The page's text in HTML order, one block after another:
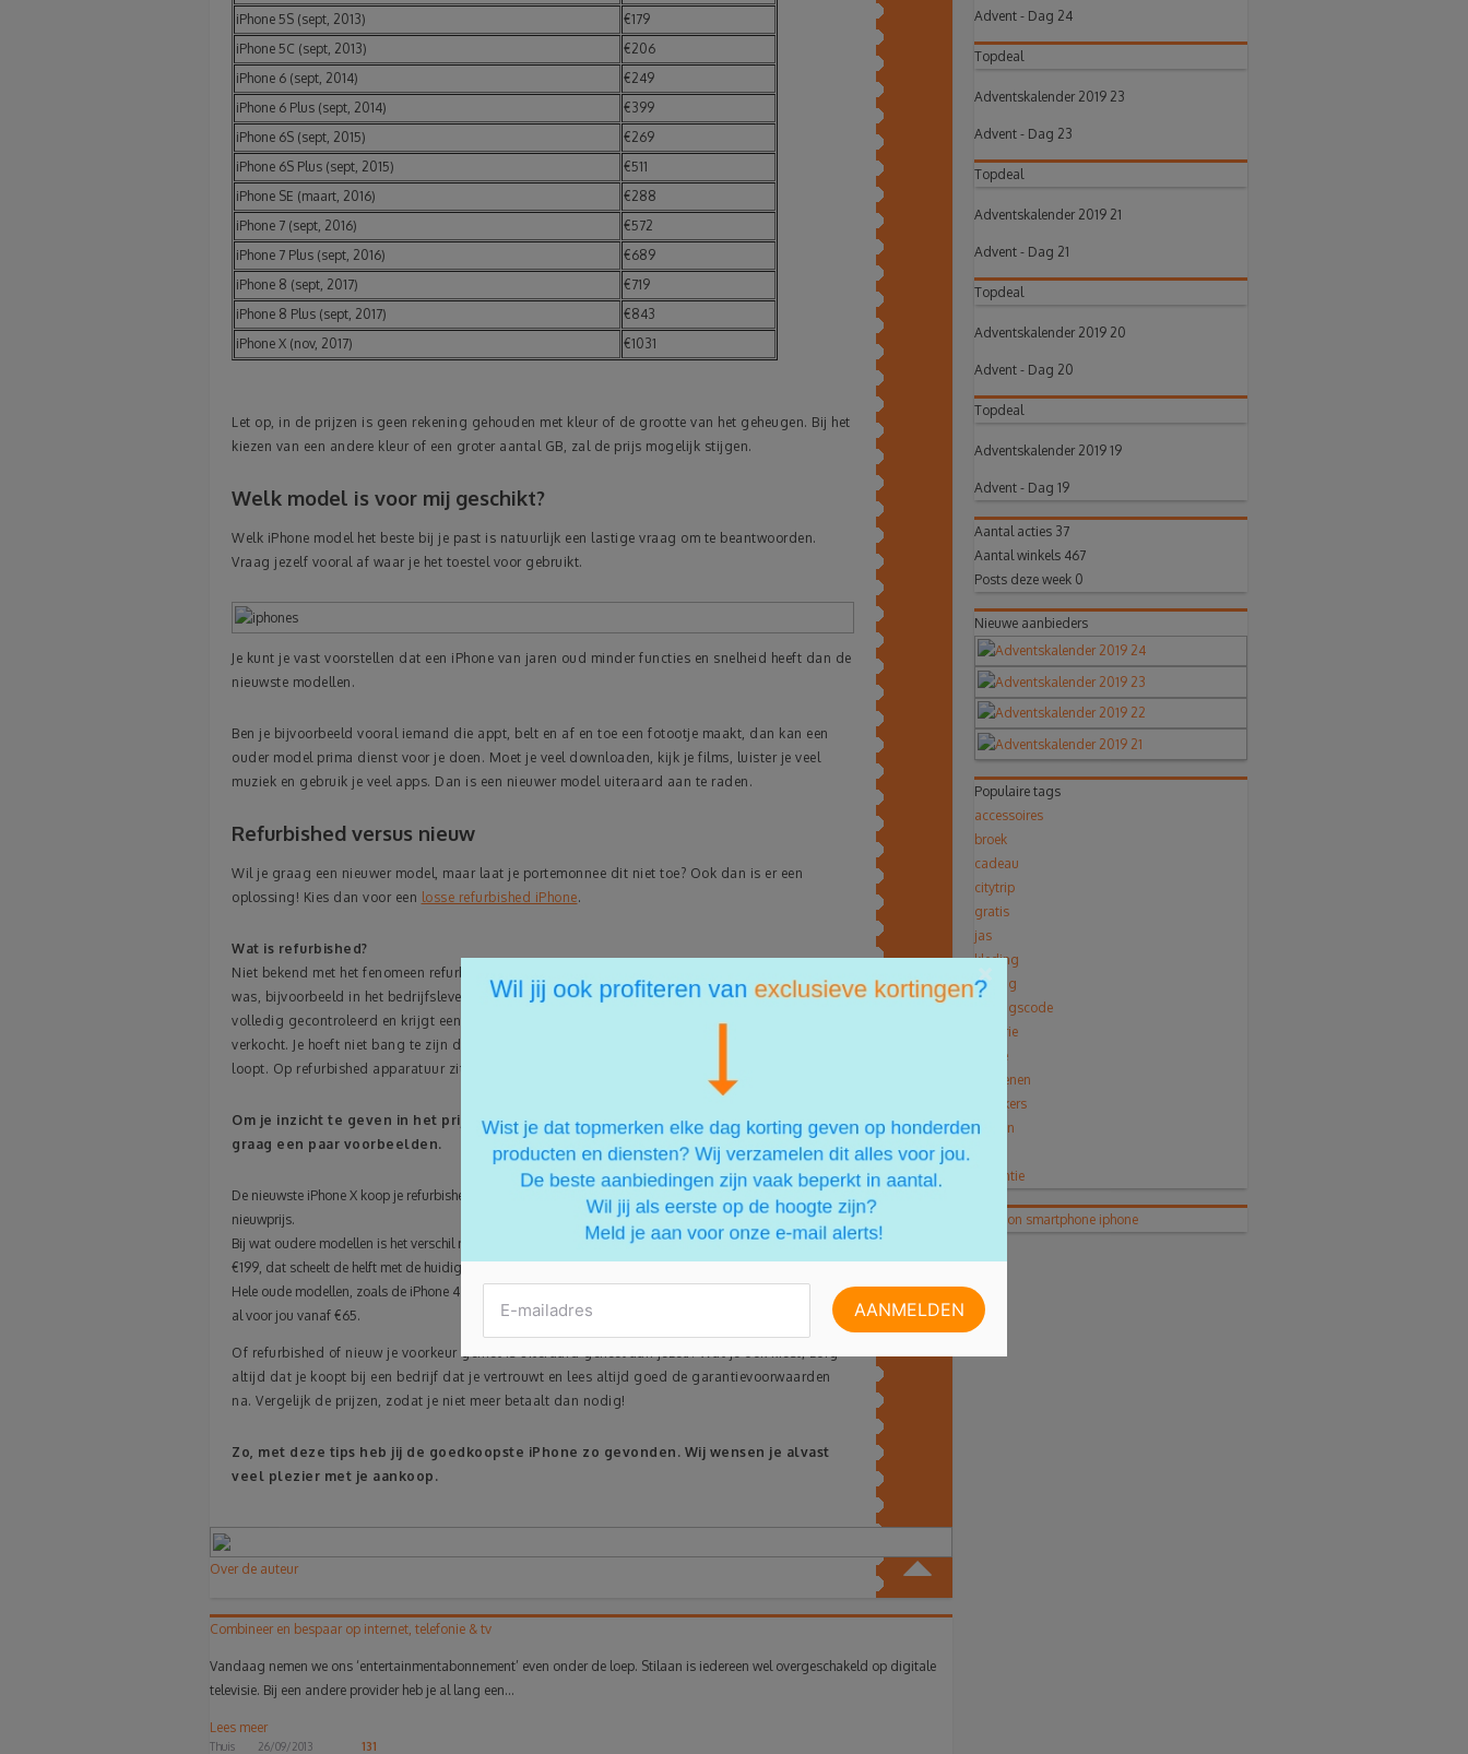
iPhone 5S (sept, 2013)
€179
iPhone 5C (sept, 2013)
€206
iPhone 6 (sept, 2014)
€249
iPhone 6 Plus (sept, 2014)
€399
iPhone 6S (sept, 2015)
€269
iPhone 6S Plus (sept, 2015)
€511
iPhone SE (maart, 2016)
€288
iPhone 7 (sept, 2016)
€572
iPhone 7 Plus (sept, 2016)
€689
iPhone 8 (sept, 2017)
€719
iPhone 8 Plus (sept, 2017)
€843
iPhone X (nov, 2017)
€1031
Let op, in de prijzen is geen rekening gehouden met kleur of de grootte van het geheugen. Bij het
kiezen van een andere kleur of een groter aantal GB, zal de prijs mogelijk stijgen.
Welk model is voor mij geschikt?
Welk iPhone model het beste bij je past is natuurlijk een lastige vraag om te beantwoorden.
Vraag jezelf vooral af waar je het toestel voor gebruikt.
Je kunt je vast voorstellen dat een iPhone van jaren oud minder functies en snelheid heeft dan de
nieuwste modellen.
Ben je bijvoorbeeld vooral iemand die appt, belt en af en toe een fotootje maakt, dan kan een
ouder model prima dienst voor je doen. Moet je veel downloaden, kijk je films, luister je veel
muziek en gebruik je veel apps. Dan is een nieuwer model uiteraard aan te raden.
Refurbished versus nieuw
Wil je graag een nieuwer model, maar laat je portemonnee dit niet toe? Ook dan is er een
oplossing! Kies dan voor een losse refurbished iPhone.
Wat is refurbished?
Niet bekend met het fenomeen refurbished toestel? Dit betekent dat het product eerder in gebruik
was, bijvoorbeeld in het bedrijfsleven of als showroommodel. Het betreffende toestel wordt
volledig gecontroleerd en krijgt een opknapbeurt. Daarna worden de toestellen met hoge korting
verkocht. Je hoeft niet bang te zijn dat je ‘een tweedehands toestel’ koopt waarmee je risico
loopt. Op refurbished apparatuur zit namelijk gewoon garantie!
Om je inzicht te geven in het prijsverschil van refurbished versus nieuw, geven we je
graag een paar voorbeelden.
De nieuwste iPhone X koop je refurbished voor zo’n €969, dat scheelt je een kleine honderd euro met de
nieuwprijs.
Bij wat oudere modellen is het verschil nog groter. Zo haal je een refurbished iPhone 6 in huis voor zo’n
€199, dat scheelt de helft met de huidige nieuwprijs!
Hele oude modellen, zoals de iPhone 4 en 4S, zijn nieuw bijna niet meer te verkrijgen. Refurbished zijn ze
al voor jou vanaf €65.
Of refurbished of nieuw je voorkeur geniet is uiteraard geheel aan jezelf. Wat je ook kiest, zorg
altijd dat je koopt bij een bedrijf dat je vertrouwt en lees altijd goed de garantievoorwaarden
na. Vergelijk de prijzen, zodat je niet meer betaalt dan nodig!
Zo, met deze tips heb jij de goedkoopste iPhone zo gevonden. Wij wensen je alvast
veel plezier met je aankoop.
Over de auteur
Combineer en bespaar op internet, telefonie & tv
Vandaag nemen we ons ‘entertainmentabonnement’ even onder de loep. Stilaan is iedereen wel overgeschakeld op digitale
televisie. Bij een andere provider heb je al lang een...
Lees meer
Thuis 26/09/2013 131
Advent - Dag 24
Topdeal
Adventskalender 2019 23
Advent - Dag 23
Topdeal
Adventskalender 2019 21
Advent - Dag 21
Topdeal
Adventskalender 2019 20
Advent - Dag 20
Topdeal
Adventskalender 2019 19
Advent - Dag 19
Aantal acties 37
Aantal winkels 467
Posts deze week 0
Nieuwe aanbieders
Populaire tags
accessoires
broek
cadeau
citytrip
gratis
jas
kleding
korting
kortingscode
lingerie
mode
Schoenen
sneakers
solden
vakantie
telefoon smartphone iphone
×